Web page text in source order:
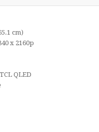
cm)
x 2160p
QLED